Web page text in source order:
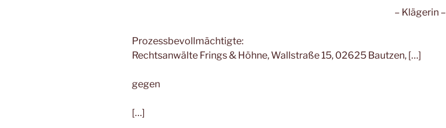
– Klägerin –
Prozessbevollmächtigte:
Rechtsanwälte Frings & Höhne, Wallstraße 15, 02625 Bautzen, […]
gegen
[…]